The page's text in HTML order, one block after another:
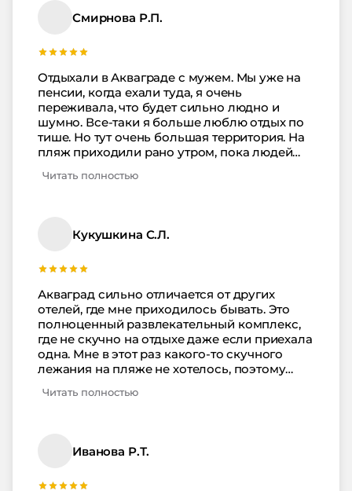
Смирнова Р.П.
Отдыхали в Акваграде с мужем. Мы уже на
пенсии, когда ехали туда, я очень
переживала, что будет сильно людно и
шумно. Все-таки я больше люблю отдых по
тише. Но тут очень большая территория. На
пляж приходили рано утром, пока людей
поэтому там скученности тоже нет, плюс
совмещение отеля с санаторием. Номера
очень комфортные, уборка регулярная,
совесть. Кормят хорошо, мы дополнительно
для себя покупали только мороженое и
лимонад, когда гуляли где-то по городу, в
кафе даже ходить не хотелось, потому что
очень много блюд в меню ресторана. От
отдыха остались только положительные
эмоции, благодарю.
Читать полностью
Кукушкина С.Л.
Акваград сильно отличается от других
отелей, где мне приходилось бывать. Это
полноценный развлекательный комплекс,
где не скучно на отдыхе даже если приехала
одна. Мне в этот раз какого-то скучного
лежания на пляже не хотелось, поэтому
картинки на сайте. И главное, что по приезду
все есть, вечером хочешь боулинг, хочешь
бильярд, даже мини-кинотеатр есть. Тут
Читать полностью
Иванова Р.Т.